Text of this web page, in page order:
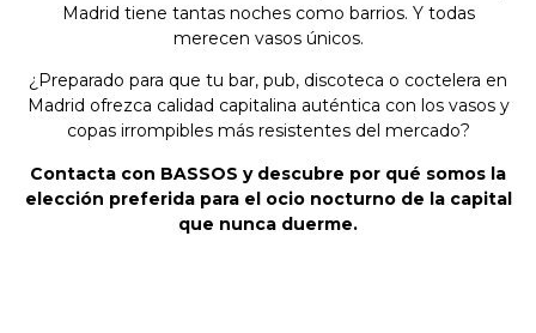
Madrid tiene tantas noches como barrios. Y todas
merecen vasos únicos.
¿Preparado para que tu bar, pub, discoteca o coctelera en
Madrid ofrezca calidad capitalina auténtica con los vasos y
copas irrompibles más resistentes del mercado?
Contacta con BASSOS y descubre por qué somos la
elección preferida para el ocio nocturno de la capital
que nunca duerme.